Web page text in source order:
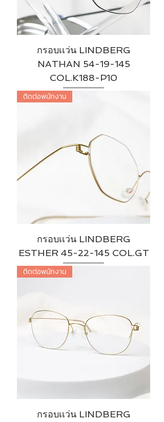
กรอบเเว่น LINDBERG
NATHAN 54-19-145
COL.K188-P10
ติดต่อพนักงาน
กรอบเเว่น LINDBERG
ESTHER 45-22-145 COL.GT
ติดต่อพนักงาน
กรอบเเว่น LINDBERG